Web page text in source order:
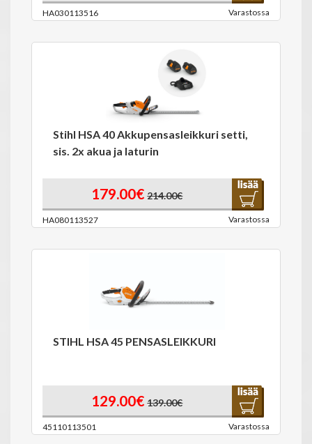
HA030113516 Varastossa
Stihl HSA 40 Akkupensasleikkuri setti,
sis. 2x akua ja laturin
179.00€ 214.00€
HA080113527 Varastossa
STIHL HSA 45 PENSASLEIKKURI
129.00€ 139.00€
45110113501 Varastossa